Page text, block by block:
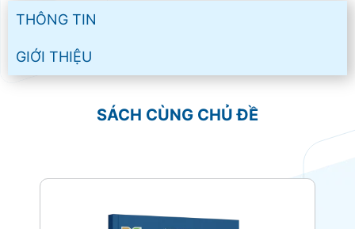
THÔNG TIN
GIỚI THIỆU
SÁCH CÙNG CHỦ ĐỀ